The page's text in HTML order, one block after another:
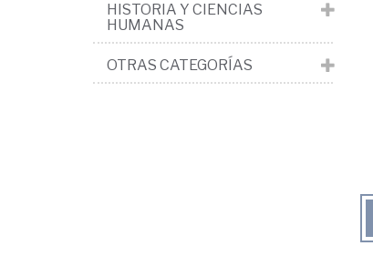
HISTORIA Y CIENCIAS
HUMANAS
OTRAS CATEGORÍAS